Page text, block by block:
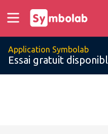
Application Symbolab
Essai gratuit